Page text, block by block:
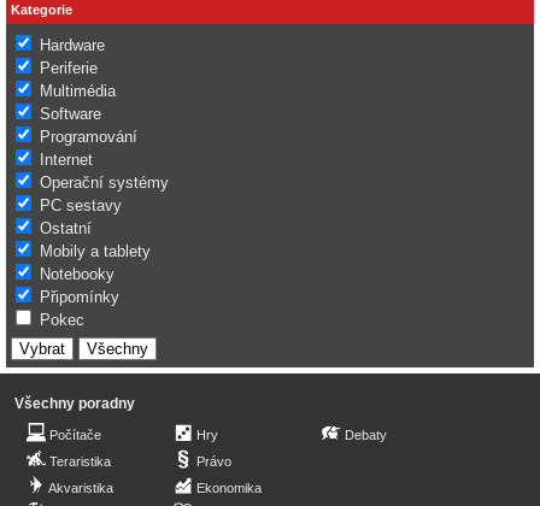
Kategorie
Hardware
Periferie
Multimédia
Software
Programování
Internet
Operační systémy
PC sestavy
Ostatní
Mobily a tablety
Notebooky
Připomínky
Pokec
Všechny poradny
Počítače
Teraristika
Akvaristika
Hry
Právo
Ekonomika
Debaty